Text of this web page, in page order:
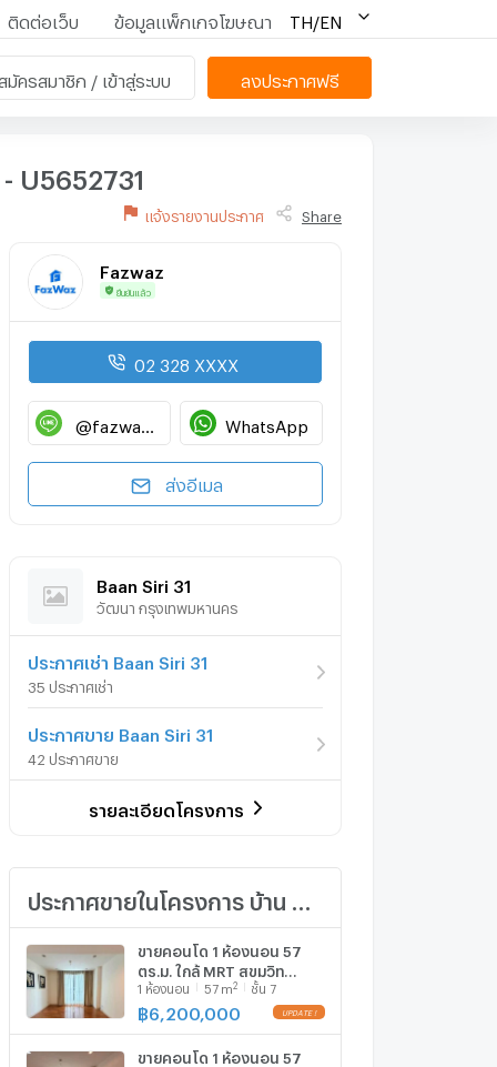
ติดต่อเว็บ ข้อมูลแพ็กเกจโฆษณา TH/EN
สมัครสมาชิก / เข้าสู่ระบบ ลงประกาศฟรี
U5652731
แจ้งรายงานประกาศ Share
Fazwaz
ยืนยันแล้ว
02 328 XXXX
@fazwaz_renthub WhatsApp
ส่งอีเมล
Baan Siri 31
วัฒนา กรุงเทพมหานคร
ประกาศเช่า Baan Siri 31
35 ประกาศเช่า
ประกาศขาย Baan Siri 31
42 ประกาศขาย
รายละเอียดโครงการ
ขายคอนโด 1 ห้องนอน 57
ตร.ม. ใกล้ MRT สุขุมวิท
โครงการ บ้านสิริ 31
คอนโดมิเนียม (ID 3115773)
1 ห้องนอน 57 m2 ชั้น 7
฿6,200,000 UPDATE !
ขายคอนโด 1 ห้องนอน 57